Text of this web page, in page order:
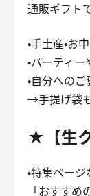
通販ギフト
・手土産・お
・パーティ
・自分への
→手提げ袋
★【生
・特集ペー
「おすす